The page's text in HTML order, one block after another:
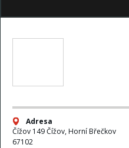
Adresa
Čížov 149 Čížov, Horní Břečkov
67102